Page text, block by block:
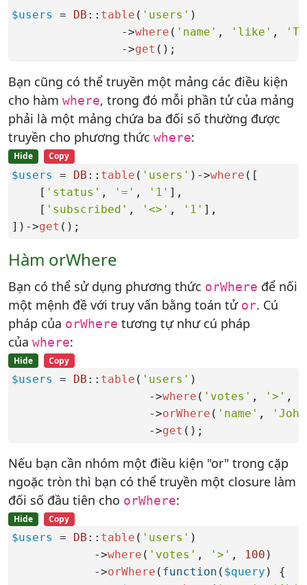
$users = DB :: table ( 'users' )
                ->
where ( 'name' , 'like' ,
                ->
get ();
Bạn cũng có thể truyền một mảng các điều kiện
cho hàm where, trong đó mỗi phần tử của mảng
phải là một mảng chứa ba đối số thường được
truyền cho phương thức where:
Hide Copy
$users = DB :: table ( 'users' )->where ([
    [
'status' , '=' , '1' ],
    [
'subscribed' , '<>' , '1' ],
])->get ();
Hàm orWhere
Bạn có thể sử dụng phương thức orWhere để nối
một mệnh đề với truy vấn bằng toán tử or. Cú
pháp của orWhere tương tự như cú pháp
của where:
Hide Copy
$users = DB :: table ( 'users' )
                    ->
where ( 'votes' , '>' ,
                    ->
orWhere ( 'name' ,
                    ->
get ();
Nếu bạn cần nhóm một điều kiện "or" trong cặp
ngoặc tròn thì bạn có thể truyền một closure làm
đối số đầu tiên cho orWhere:
Hide Copy
$users = DB :: table ( 'users' )
            ->
where ( 'votes' , '>' , 100 )
            ->
orWhere ( function ( $query ) {